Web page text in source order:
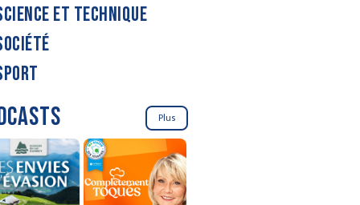
ET TECHNIQUE
Plus